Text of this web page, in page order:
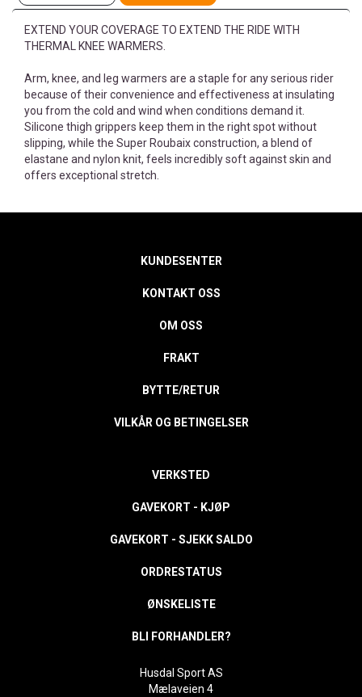
EXTEND YOUR COVERAGE TO EXTEND THE RIDE WITH
THERMAL KNEE WARMERS.
Arm, knee, and leg warmers are a staple for any serious rider
because of their convenience and effectiveness at insulating
you from the cold and wind when conditions demand it.
Silicone thigh grippers keep them in the right spot without
slipping, while the Super Roubaix construction, a blend of
elastane and nylon knit, feels incredibly soft against skin and
offers exceptional stretch.
KUNDESENTER
KONTAKT OSS
OM OSS
FRAKT
BYTTE/RETUR
VILKÅR OG BETINGELSER
VERKSTED
GAVEKORT - KJØP
GAVEKORT - SJEKK SALDO
ORDRESTATUS
ØNSKELISTE
BLI FORHANDLER?
Husdal Sport AS
Mælaveien 4